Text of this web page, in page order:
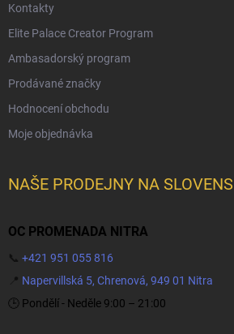
Kontakty
Elite Palace Creator Program
Ambasadorský program
Prodávané značky
Hodnocení obchodu
Moje objednávka
NAŠE PRODEJNY NA
OC PROMENADA NITRA
📞 +421 951 055 816
📍 Napervillská 5, Chrenová, 949 01 Nitra
🕒 Pondělí - Neděle 9:00 – 21:00